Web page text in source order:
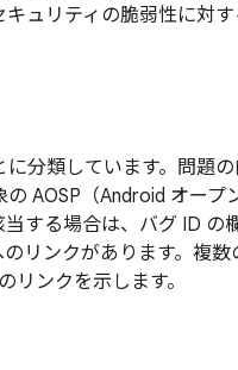
ュリティの脆弱性に対す
分類しています。問題
の AOSP（Android オー
当する場合は、バグ ID
リンクがあります。複数
リンクを示します。